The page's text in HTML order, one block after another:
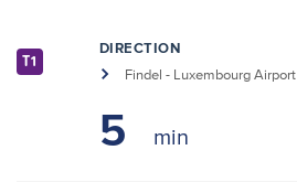
T1
DIRECTION
Findel - Luxembourg Airport
5